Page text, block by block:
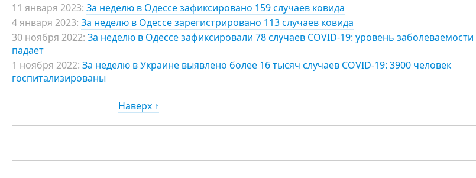
11 января 2023: За неделю в Одессе зафиксировано 159 случаев ковида
4 января 2023: За неделю в Одессе зарегистрировано 113 случаев ковида
30 ноября 2022: За неделю в Одессе зафиксировали 78 случаев COVID-19: уровень заболеваемости
падает
1 ноября 2022: За неделю в Украине выявлено более 16 тысяч случаев COVID-19: 3900 человек
госпитализированы
Наверх ↑